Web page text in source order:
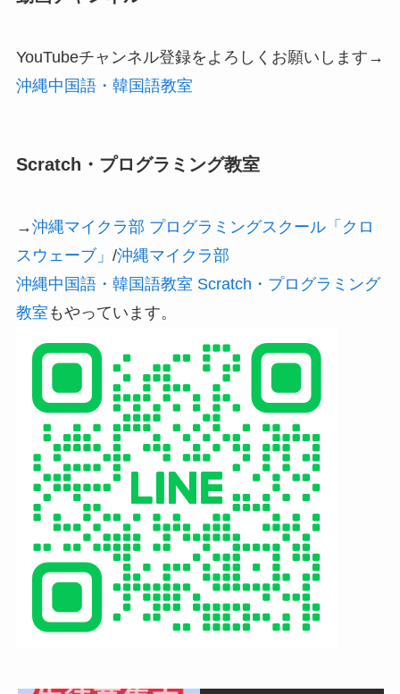
YouTubeチャンネル登録をよろしくお願いします→
沖縄中国語・韓国語教室
Scratch・プログラミング教室
→沖縄マイクラ部 プログラミングスクール「クロ
スウェーブ」 /沖縄マイクラ部
沖縄中国語・韓国語教室 Scratch・プログラミング
教室 もやっています。